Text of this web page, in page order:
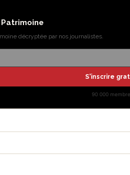
décryptée par nos journalistes.
S'inscrire
90 000